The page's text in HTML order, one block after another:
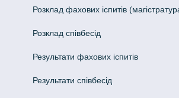
Розклад фахових іспитів
Розклад співбесід
Результати фахових іспитів
Результати співбесід